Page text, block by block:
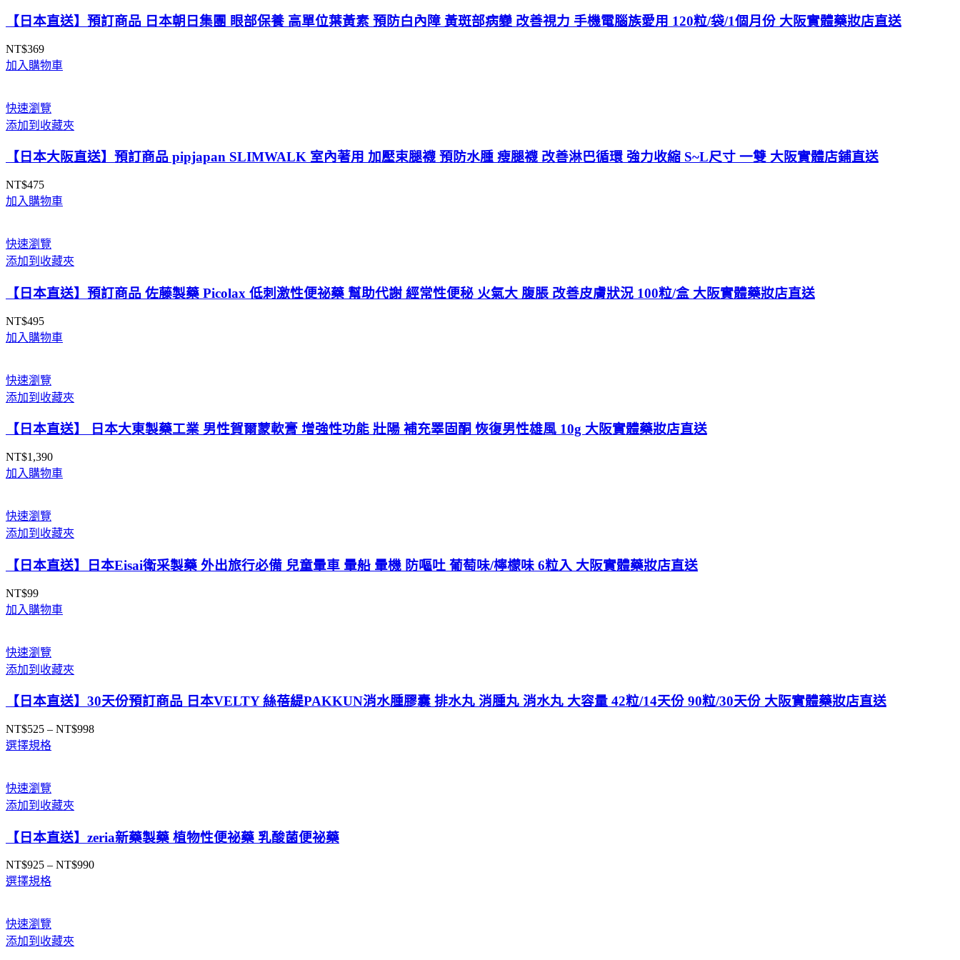
送
數
量
【日本直送】預訂商品 日本朝日集團 眼部保養 高單位葉黃素 預防白內障 黃斑部病變 改善視力 手機電腦族愛用 120粒/袋/1個月份 大阪實體藥妝店直送
NT$369
加入購物車
快速瀏覽
添加到收藏夾
【日本大阪直送】預訂商品 pipjapan SLIMWALK 室內著用 加壓束腿襪 預防水腫 瘦腿襪 改善淋巴循環 強力收縮 S~L尺寸 一雙 大阪實體店鋪直送
NT$475
加入購物車
快速瀏覽
添加到收藏夾
【日本直送】預訂商品 佐藤製藥 Picolax 低刺激性便祕藥 幫助代謝 經常性便秘 火氣大 腹脹 改善皮膚狀況 100粒/盒 大阪實體藥妝店直送
NT$495
加入購物車
快速瀏覽
添加到收藏夾
【日本直送】 日本大東製藥工業 男性賀爾蒙軟膏 增強性功能 壯陽 補充睪固酮 恢復男性雄風 10g 大阪實體藥妝店直送
NT$1,390
加入購物車
快速瀏覽
添加到收藏夾
【日本直送】日本Eisai衛采製藥 外出旅行必備 兒童暈車 暈船 暈機 防嘔吐 葡萄味/檸檬味 6粒入 大阪實體藥妝店直送
NT$99
加入購物車
快速瀏覽
添加到收藏夾
【日本直送】30天份預訂商品 日本VELTY 絲蓓緹PAKKUN消水腫膠囊 排水丸 消腫丸 消水丸 大容量 42粒/14天份 90粒/30天份 大阪實體藥妝店直送
NT$525 – NT$998價
選擇規格
快速瀏覽
添加到收藏夾
【日本直送】zeria新藥製藥 植物性便祕藥 乳酸菌便祕藥
NT$925 – NT$990價
選擇規格
快速瀏覽
添加到收藏夾